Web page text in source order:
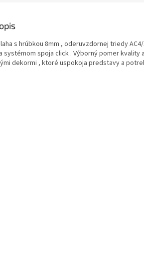
s hrúbkou 8mm , oderuvzdornej triedy
systémom spoja click . Výborný pomer kvality
dekormi , ktoré uspokoja predstavy a